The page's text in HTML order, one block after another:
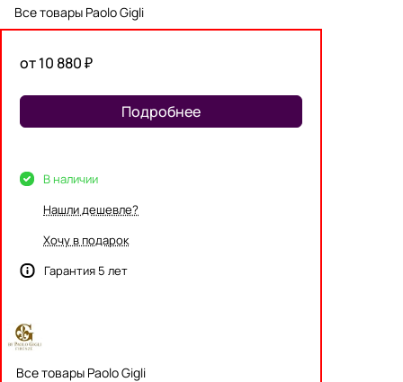
Все товары Paolo Gigli
от 10 880 ₽
Подробнее
В наличии
Нашли дешевле?
Хочу в подарок
Гарантия 5 лет
Все товары Paolo Gigli